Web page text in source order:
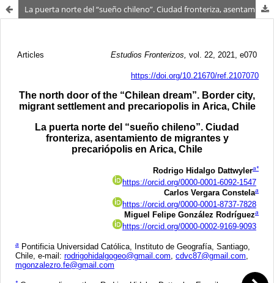
La puerta norte del “sueño chileno”. Ciudad fronteriza, asentamiento de migrantes y precariópolis en Arica, Chile